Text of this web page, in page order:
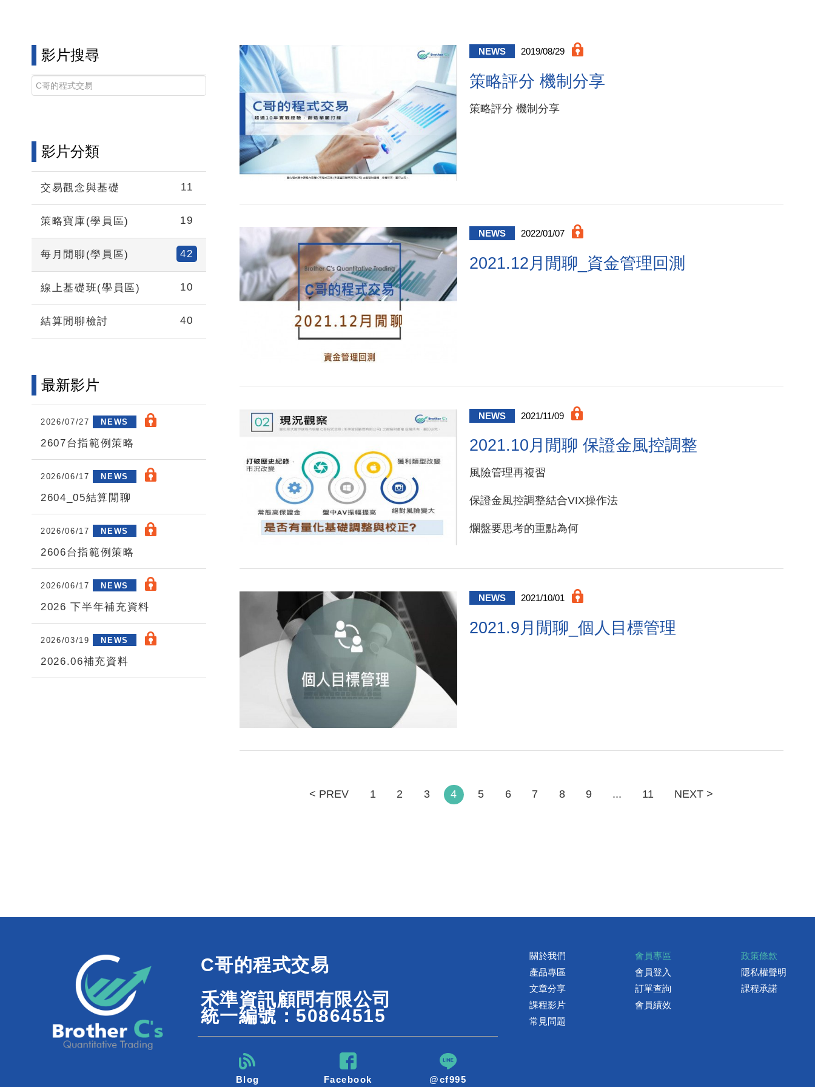
NEWS 2019/08/29
策略評分 機制分享
策略評分 機制分享
NEWS 2022/01/07
2021.12月閒聊_資金管理回測
NEWS 2021/11/09
2021.10月閒聊 保證金風控調整
風險管理再複習
保證金風控調整結合VIX操作法
爛盤要思考的重點為何
NEWS 2021/10/01
2021.9月閒聊_個人目標管理
< PREV 1 2 3 4 5 6 7 8 9 ... 11 NEXT >
影片搜尋
影片分類
11
交易觀念與基礎
19
策略寶庫(學員區)
42
每月閒聊(學員區)
10
線上基礎班(學員區)
40
結算閒聊檢討
最新影片
2026/07/27 NEWS
2607台指範例策略
2026/06/17 NEWS
2604_05結算閒聊
2026/06/17 NEWS
2606台指範例策略
2026/06/17 NEWS
2026 下半年補充資料
2026/03/19 NEWS
2026.06補充資料
C哥的程式交易
禾準資訊顧問有限公司
統一編號：50864515
Blog Facebook @cf995
關於我們
產品專區
文章分享
課程影片
常見問題
會員專區
會員登入
訂單查詢
會員績效
政策條款
隱私權聲明
課程承諾